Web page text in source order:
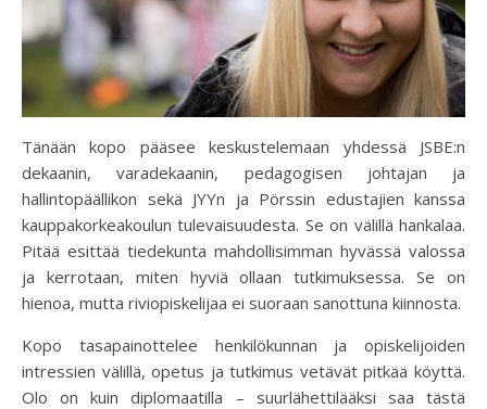
Tänään kopo pääsee keskustelemaan yhdessä JSBE:n
dekaanin, varadekaanin, pedagogisen johtajan ja
hallintopäällikon sekä JYYn ja Pörssin edustajien kanssa
kauppakorkeakoulun tulevaisuudesta. Se on välillä hankalaa.
Pitää esittää tiedekunta mahdollisimman hyvässä valossa
ja kerrotaan, miten hyviä ollaan tutkimuksessa. Se on
hienoa, mutta riviopiskelijaa ei suoraan sanottuna kiinnosta.
Kopo tasapainottelee henkilökunnan ja opiskelijoiden
intressien välillä, opetus ja tutkimus vetävät pitkää köyttä.
Olo on kuin diplomaatilla – suurlähettilääksi saa tästä